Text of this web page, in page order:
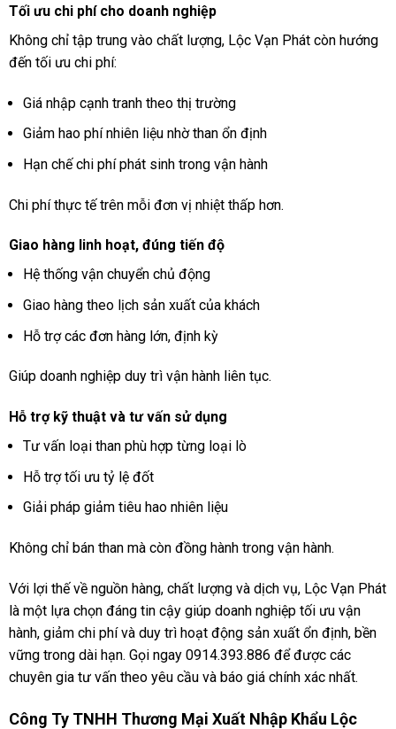
Tối ưu chi phí cho doanh nghiệp
Không chỉ tập trung vào chất lượng, Lộc Vạn Phát còn hướng
đến tối ưu chi phí:
Giá nhập cạnh tranh theo thị trường
Giảm hao phí nhiên liệu nhờ than ổn định
Hạn chế chi phí phát sinh trong vận hành
Chi phí thực tế trên mỗi đơn vị nhiệt thấp hơn.
Giao hàng linh hoạt, đúng tiến độ
Hệ thống vận chuyển chủ động
Giao hàng theo lịch sản xuất của khách
Hỗ trợ các đơn hàng lớn, định kỳ
Giúp doanh nghiệp duy trì vận hành liên tục.
Hỗ trợ kỹ thuật và tư vấn sử dụng
Tư vấn loại than phù hợp từng loại lò
Hỗ trợ tối ưu tỷ lệ đốt
Giải pháp giảm tiêu hao nhiên liệu
Không chỉ bán than mà còn đồng hành trong vận hành.
Với lợi thế về nguồn hàng, chất lượng và dịch vụ, Lộc Vạn Phát
là một lựa chọn đáng tin cậy giúp doanh nghiệp tối ưu vận
hành, giảm chi phí và duy trì hoạt động sản xuất ổn định, bền
vững trong dài hạn. Gọi ngay 0914.393.886 để được các
chuyên gia tư vấn theo yêu cầu và báo giá chính xác nhất.
Công Ty TNHH Thương Mại Xuất Nhập Khẩu Lộc